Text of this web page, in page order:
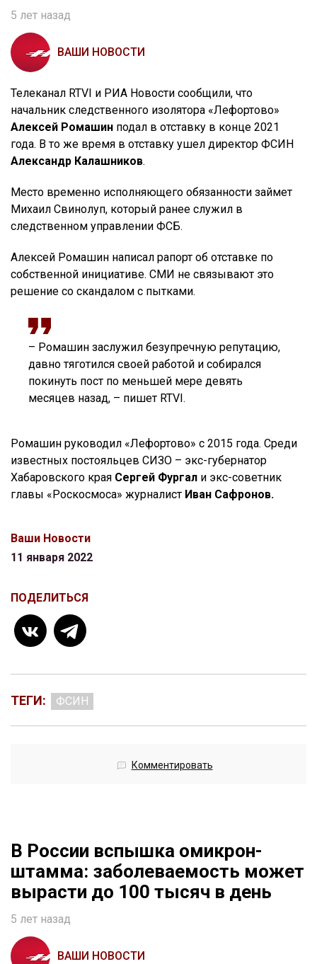
5 лет назад
ВАШИ НОВОСТИ
Телеканал RTVI и РИА Новости сообщили, что
начальник следственного изолятора «Лефортово»
Алексей Ромашин подал в отставку в конце 2021
года. В то же время в отставку ушел директор ФСИН
Александр Калашников.
Место временно исполняющего обязанности займет
Михаил Свинолуп, который ранее служил в
следственном управлении ФСБ.
Алексей Ромашин написал рапорт об отставке по
собственной инициативе. СМИ не связывают это
решение со скандалом с пытками.
– Ромашин заслужил безупречную репутацию,
давно тяготился своей работой и собирался
покинуть пост по меньшей мере девять
месяцев назад, – пишет RTVI.
Ромашин руководил «Лефортово» с 2015 года. Среди
известных постояльцев СИЗО – экс-губернатор
Хабаровского края Сергей Фургал и экс-советник
главы «Роскосмоса» журналист Иван Сафронов.
Ваши Новости
11 января 2022
ПОДЕЛИТЬСЯ
ТЕГИ: ФСИН
Комментировать
В России вспышка омикрон-
штамма: заболеваемость может
вырасти до 100 тысяч в день
5 лет назад
ВАШИ НОВОСТИ